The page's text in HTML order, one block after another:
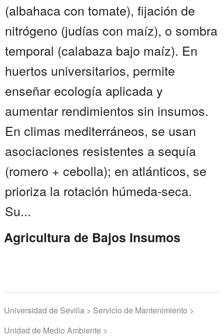
(albahaca con tomate), fijación de
nitrógeno (judías con maíz), o sombra
temporal (calabaza bajo maíz). En
huertos universitarios, permite
enseñar ecología aplicada y
aumentar rendimientos sin insumos.
En climas mediterráneos, se usan
asociaciones resistentes a sequía
(romero + cebolla); en atlánticos, se
prioriza la rotación húmeda-seca.
Su...
Agricultura de Bajos Insumos
Universidad de Sevilla > Servicio de Mantenimiento >
Unidad de Medio Ambiente >